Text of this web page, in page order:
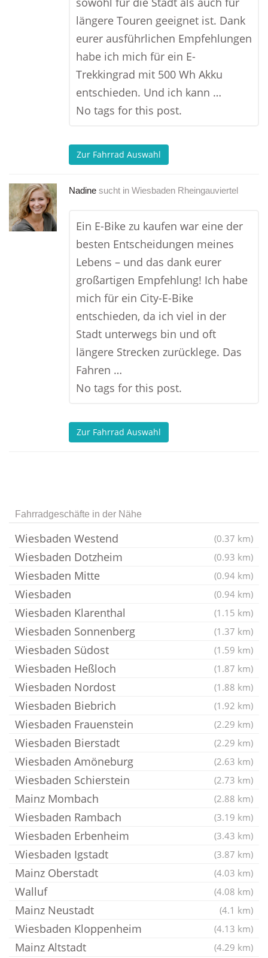
längere Touren geeignet ist. Dank
eurer ausführlichen Empfehlungen
habe ich mich für ein E-
Trekkingrad mit 500 Wh Akku
entschieden. Und ich kann …
No tags for this post.
Zur Fahrrad Auswahl
Nadine sucht in Wiesbaden Rheingauviertel
Ein E-Bike zu kaufen war eine der
besten Entscheidungen meines
Lebens – und das dank eurer
großartigen Empfehlung! Ich habe
mich für ein City-E-Bike
entschieden, da ich viel in der
Stadt unterwegs bin und oft
längere Strecken zurücklege. Das
Fahren …
No tags for this post.
Zur Fahrrad Auswahl
Fahrradgeschäfte in der Nähe
Wiesbaden Westend (0.37 km)
Wiesbaden Dotzheim (0.93 km)
Wiesbaden Mitte (0.94 km)
Wiesbaden (0.94 km)
Wiesbaden Klarenthal (1.15 km)
Wiesbaden Sonnenberg (1.37 km)
Wiesbaden Südost (1.59 km)
Wiesbaden Heßloch (1.87 km)
Wiesbaden Nordost (1.88 km)
Wiesbaden Biebrich (1.92 km)
Wiesbaden Frauenstein (2.29 km)
Wiesbaden Bierstadt (2.29 km)
Wiesbaden Amöneburg (2.63 km)
Wiesbaden Schierstein (2.73 km)
Mainz Mombach (2.88 km)
Wiesbaden Rambach (3.19 km)
Wiesbaden Erbenheim (3.43 km)
Wiesbaden Igstadt (3.87 km)
Mainz Oberstadt (4.03 km)
Walluf (4.08 km)
Mainz Neustadt (4.1 km)
Wiesbaden Kloppenheim (4.13 km)
Mainz Altstadt (4.29 km)